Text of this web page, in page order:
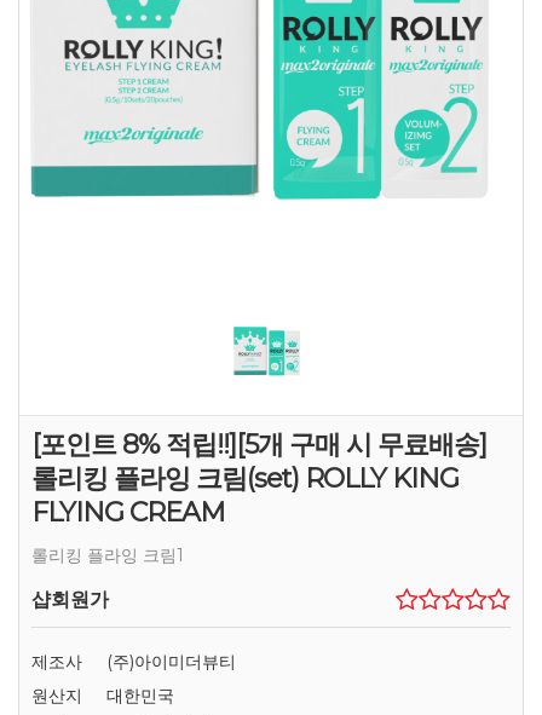
[포인트 8% 적립!!][5개 구매 시 무료배송]
롤리킹 플라잉 크림(set) ROLLY KING
FLYING CREAM
롤리킹 플라잉 크림1
샵회원가
제조사
(주)아이미더뷰티
원산지
대한민국